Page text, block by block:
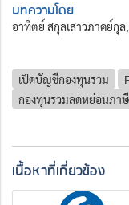
บทความโดย
อาทิตย์ สกุลเสาวภาคย์กุล,
เปิดบัญชีกองทุนรวม
กองทุนรวมลดหย่อนภาษี
เนื้อหาที่เกี่ยวข้อง